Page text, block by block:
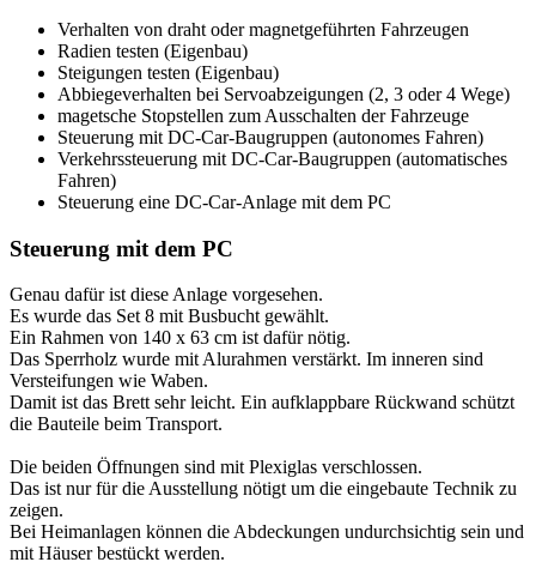
Verhalten von draht oder magnetgeführten Fahrzeugen
Radien testen (Eigenbau)
Steigungen testen (Eigenbau)
Abbiegeverhalten bei Servoabzeigungen (2, 3 oder 4 Wege)
magetsche Stopstellen zum Ausschalten der Fahrzeuge
Steuerung mit DC-Car-Baugruppen (autonomes Fahren)
Verkehrssteuerung mit DC-Car-Baugruppen (automatisches
Fahren)
Steuerung eine DC-Car-Anlage mit dem PC
Steuerung mit dem PC
Genau dafür ist diese Anlage vorgesehen.
Es wurde das Set 8 mit Busbucht gewählt.
Ein Rahmen von 140 x 63 cm ist dafür nötig.
Das Sperrholz wurde mit Alurahmen verstärkt. Im inneren sind
Versteifungen wie Waben.
Damit ist das Brett sehr leicht. Ein aufklappbare Rückwand schützt
die Bauteile beim Transport.
Die beiden Öffnungen sind mit Plexiglas verschlossen.
Das ist nur für die Ausstellung nötigt um die eingebaute Technik zu
zeigen.
Bei Heimanlagen können die Abdeckungen undurchsichtig sein und
mit Häuser bestückt werden.